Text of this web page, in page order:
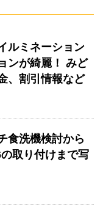
ルミネーション
ンが綺麗！ みど
、割引情報など
食洗機検討から
取り付けまで写